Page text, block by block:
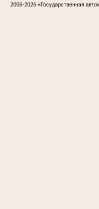
2006-2026 «Государственная